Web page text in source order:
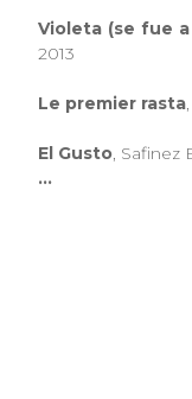
Violeta (se fue
2013
Le premier rasta
El Gusto, Safinez
...